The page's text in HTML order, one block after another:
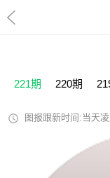
221期 220期
图报跟新时间:当天